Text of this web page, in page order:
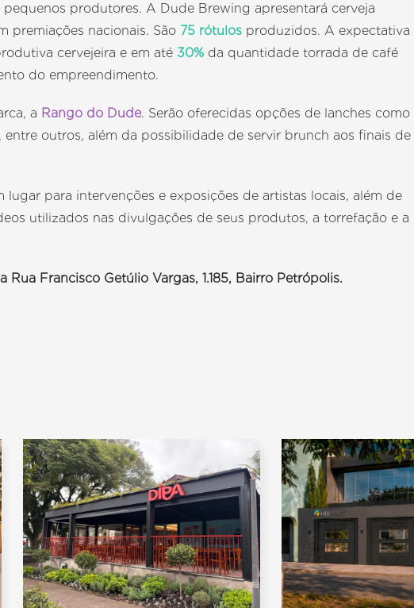
produtores. A Dude Brewing apresentará cerveja
premiações nacionais. São 75 rótulos produzidos. A expectativa
cervejeira e em até 30% da quantidade torrada de café
do empreendimento.
a Rango do Dude. Serão oferecidas opções de lanches como
entre outros, além da possibilidade de servir brunch aos finais de
para intervenções e exposições de artistas locais, além de
utilizados nas divulgações de seus produtos, a torrefação e a
Francisco Getúlio Vargas, 1.185, Bairro Petrópolis.